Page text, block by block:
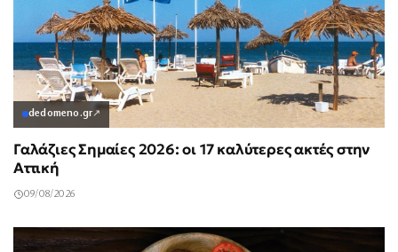
dedomeno.gr↗
Γαλάζιες Σημαίες 2026: οι 17 καλύτερες ακτές στην
Αττική
09/08/2026